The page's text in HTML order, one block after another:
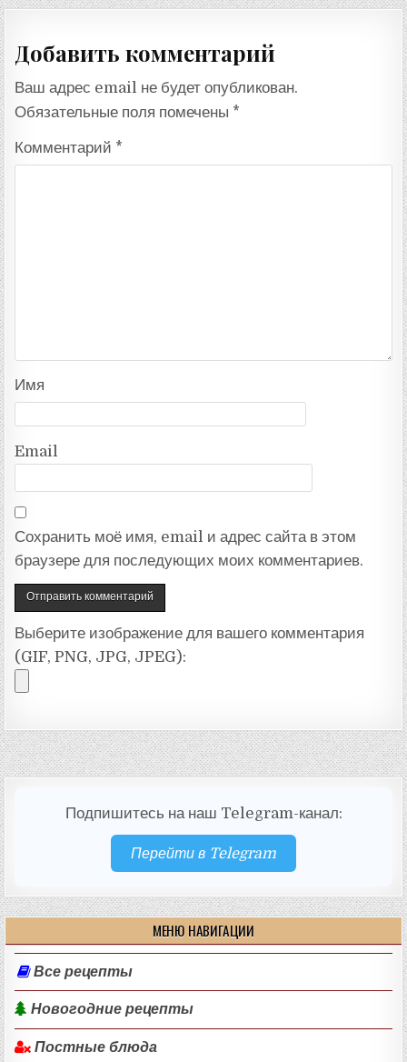
Добавить комментарий
Ваш адрес email не будет опубликован.
Обязательные поля помечены *
Комментарий *
Имя
Email
Сохранить моё имя, email и адрес сайта в этом
браузере для последующих моих комментариев.
Выберите изображение для вашего комментария
(GIF, PNG, JPG, JPEG):
Подпишитесь на наш Telegram-канал:
Перейти в Telegram
МЕНЮ НАВИГАЦИИ
Все рецепты
Новогодние рецепты
Постные блюда